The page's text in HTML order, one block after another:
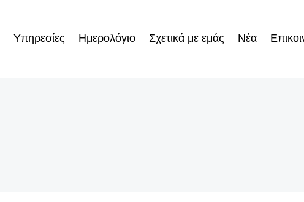
Υπηρεσίες Ημερολόγιο Σχετικά με εμάς Νέα